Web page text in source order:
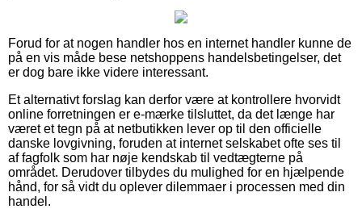
Forud for at nogen handler hos en internet handler kunne de
på en vis måde bese netshoppens handelsbetingelser, det
er dog bare ikke videre interessant.
Et alternativt forslag kan derfor være at kontrollere hvorvidt
online forretningen er e-mærke tilsluttet, da det længe har
været et tegn på at netbutikken lever op til den officielle
danske lovgivning, foruden at internet selskabet ofte ses til
af fagfolk som har nøje kendskab til vedtægterne på
området. Derudover tilbydes du mulighed for en hjælpende
hånd, for så vidt du oplever dilemmaer i processen med din
handel.